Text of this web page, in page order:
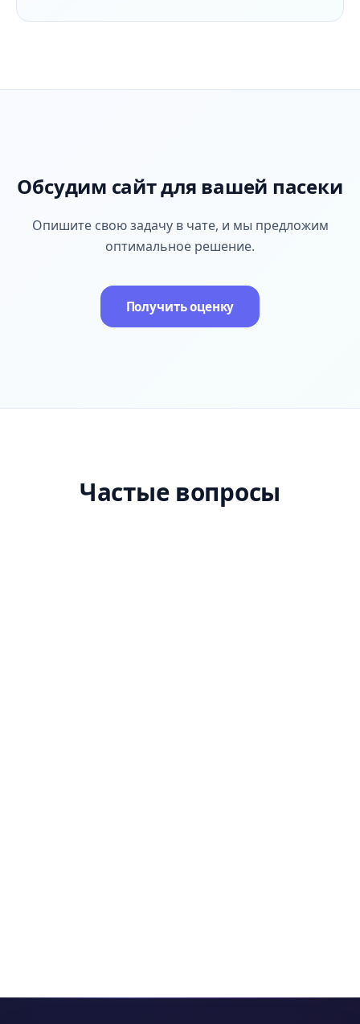
Обсудим сайт для вашей пасеки
Опишите свою задачу в чате, и мы предложим
оптимальное решение.
Получить оценку
Частые вопросы